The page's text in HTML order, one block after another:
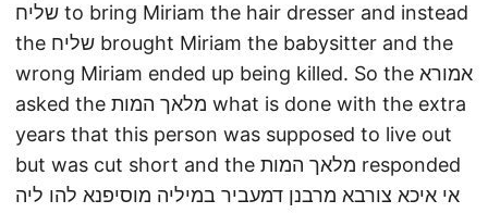
שליח to bring Miriam the hair dresser and instead
the שליח brought Miriam the babysitter and the
wrong Miriam ended up being killed. So the אמורא
asked the מלאך המות what is done with the extra
years that this person was supposed to live out
but was cut short and the מלאך המות responded
אי איכא צורבא מרבנן דמעביר במיליה מוסיפנא להו ליה